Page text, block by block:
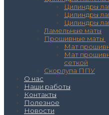
Цилиндры
Цилиндры
Цилиндры
Ламельные маты
Прошивные маты
Мат
Мат
сеткой
Скорлупа ППУ
О нас
Наши работы
Контакты
Полезное
Новости